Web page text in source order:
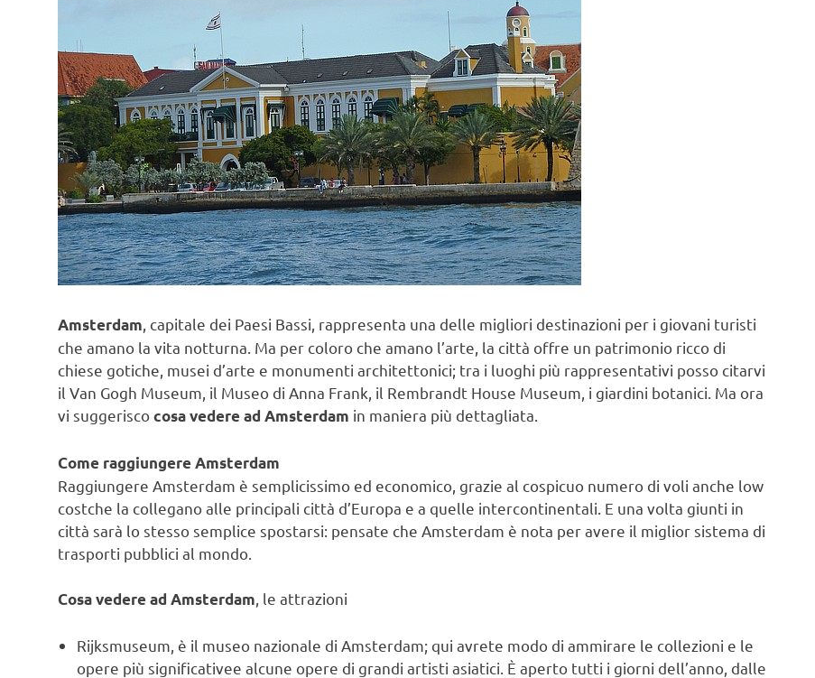
Amsterdam, capitale dei Paesi Bassi, rappresenta una delle migliori destinazioni per i giovani turisti
che amano la vita notturna. Ma per coloro che amano l’arte, la città offre un patrimonio ricco di
chiese gotiche, musei d’arte e monumenti architettonici; tra i luoghi più rappresentativi posso citarvi
il Van Gogh Museum, il Museo di Anna Frank, il Rembrandt House Museum, i giardini botanici. Ma ora
vi suggeriscocosa vedere ad Amsterdam in maniera più dettagliata.
Come raggiungere Amsterdam
Raggiungere Amsterdam è semplicissimo ed economico, grazie al cospicuo numero di voli anche low
costche la collegano alle principali città d’Europa e a quelle intercontinentali. E una volta giunti in
città sarà lo stesso semplice spostarsi: pensate che Amsterdam è nota per avere il miglior sistema di
trasporti pubblici al mondo.
Cosa vedere ad Amsterdam, le attrazioni
Rijksmuseum, è il museo nazionale di Amsterdam; qui avrete modo di ammirare le collezioni e le
opere più significativee alcune opere di grandi artisti asiatici. È aperto tutti i giorni dell’anno, dalle